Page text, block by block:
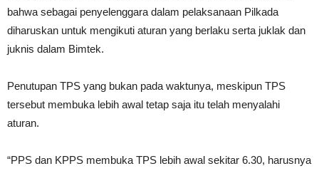
bahwa sebagai penyelenggara dalam pelaksanaan Pilkada
diharuskan untuk mengikuti aturan yang berlaku serta juklak dan
juknis dalam Bimtek.
Penutupan TPS yang bukan pada waktunya, meskipun TPS
tersebut membuka lebih awal tetap saja itu telah menyalahi
aturan.
“PPS dan KPPS membuka TPS lebih awal sekitar 6.30, harusnya